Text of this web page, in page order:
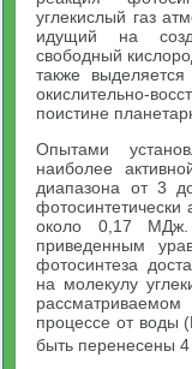
углекислый газ
идущий на
свободный
также
окислительно-
поистине
Опытами
наиболее
диапазона от 3
около 0,17 МДж.
приведенным
фотосинтеза
на молекулу
процессе от воды
быть перенесены 4